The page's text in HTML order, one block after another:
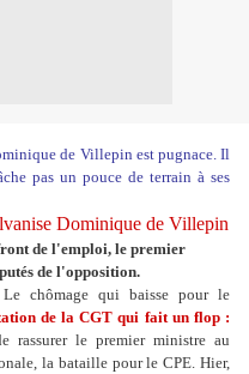
de Villepin est pugnace. Il
pas un pouce de terrain à ses
Dominique de Villepin
de l'emploi, le premier
de l'opposition.
chômage qui baisse pour le
de la CGT qui fait un flop :
rassurer le premier ministre au
la bataille pour le CPE. Hier,